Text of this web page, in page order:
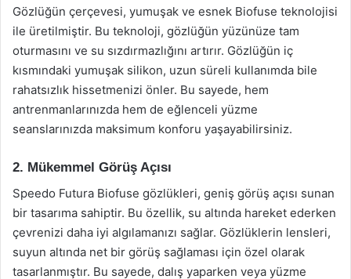
Gözlüğün çerçevesi, yumuşak ve esnek Biofuse teknolojisi
ile üretilmiştir. Bu teknoloji, gözlüğün yüzünüze tam
oturmasını ve su sızdırmazlığını artırır. Gözlüğün iç
kısmındaki yumuşak silikon, uzun süreli kullanımda bile
rahatsızlık hissetmenizi önler. Bu sayede, hem
antrenmanlarınızda hem de eğlenceli yüzme
seanslarınızda maksimum konforu yaşayabilirsiniz.
2. Mükemmel Görüş Açısı
Speedo Futura Biofuse gözlükleri, geniş görüş açısı sunan
bir tasarıma sahiptir. Bu özellik, su altında hareket ederken
çevrenizi daha iyi algılamanızı sağlar. Gözlüklerin lensleri,
suyun altında net bir görüş sağlaması için özel olarak
tasarlanmıştır. Bu sayede, dalış yaparken veya yüzme